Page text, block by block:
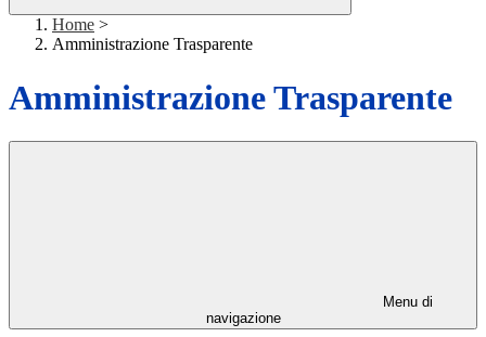
Home >
Amministrazione Trasparente
Amministrazione Trasparente
Menu di
navigazione